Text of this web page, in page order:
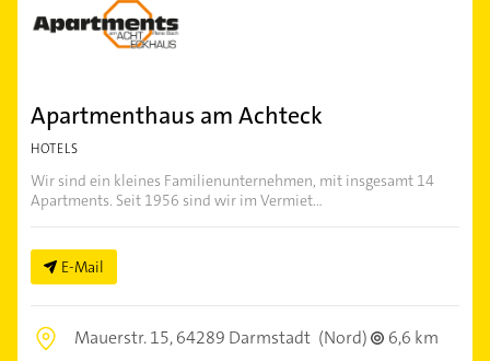
Apartmenthaus am Achteck
HOTELS
Wir sind ein kleines Familienunternehmen, mit insgesamt 14
Apartments. Seit 1956 sind wir im Vermiet...
E-Mail
Mauerstr. 15,64289 Darmstadt (Nord)
6,6 km